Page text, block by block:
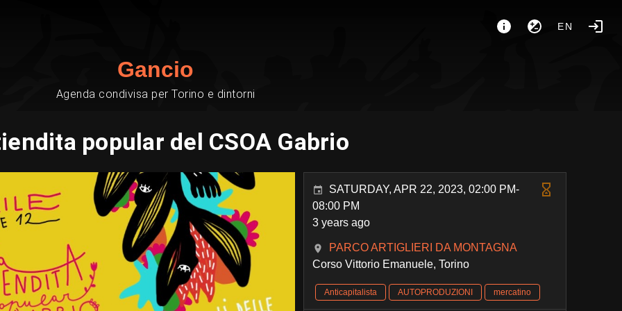
EN
Gancio
Agenda condivisa per Torino e dintorni
popular del CSOA Gabrio
SATURDAY, APR 22, 2023, 02:00 PM-
08:00 PM
3 years ago
PARCO ARTIGLIERI DA MONTAGNA
Corso Vittorio Emanuele, Torino
Anticapitalista AUTOPRODUZIONI mercatino